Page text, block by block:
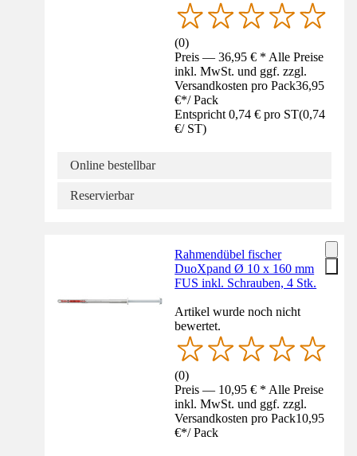
(0)
Preis — 36,95 € * Alle Preise
inkl. MwSt. und ggf. zzgl.
Versandkosten pro Pack36,95
€*/ Pack
Entspricht 0,74 € pro ST(0,74
€/ ST)
Online bestellbar
Reservierbar
Rahmendübel fischer
DuoXpand Ø 10 x 160 mm
FUS inkl. Schrauben, 4 Stk.
Artikel wurde noch nicht
bewertet.
(0)
Preis — 10,95 € * Alle Preise
inkl. MwSt. und ggf. zzgl.
Versandkosten pro Pack10,95
€*/ Pack